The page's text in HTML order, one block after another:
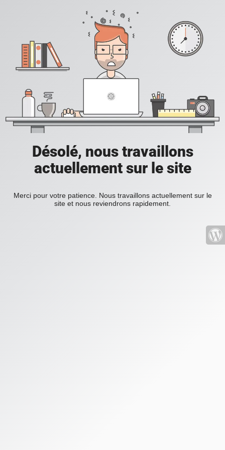
Désolé, nous travaillons
actuellement sur le site
Merci pour votre patience. Nous travaillons actuellement sur le
site et nous reviendrons rapidement.